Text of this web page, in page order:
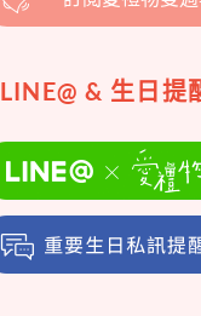
LINE@ & 生日提